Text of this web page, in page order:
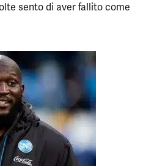
sento di aver fallito come